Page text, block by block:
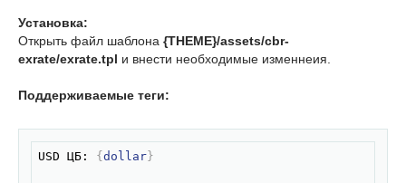
Установка:
Открыть файл шаблона {THEME}/assets/cbr-
exrate/exrate.tpl и внести необходимые изменнеия.
Поддерживаемые теги:
USD ЦБ: { dollar}